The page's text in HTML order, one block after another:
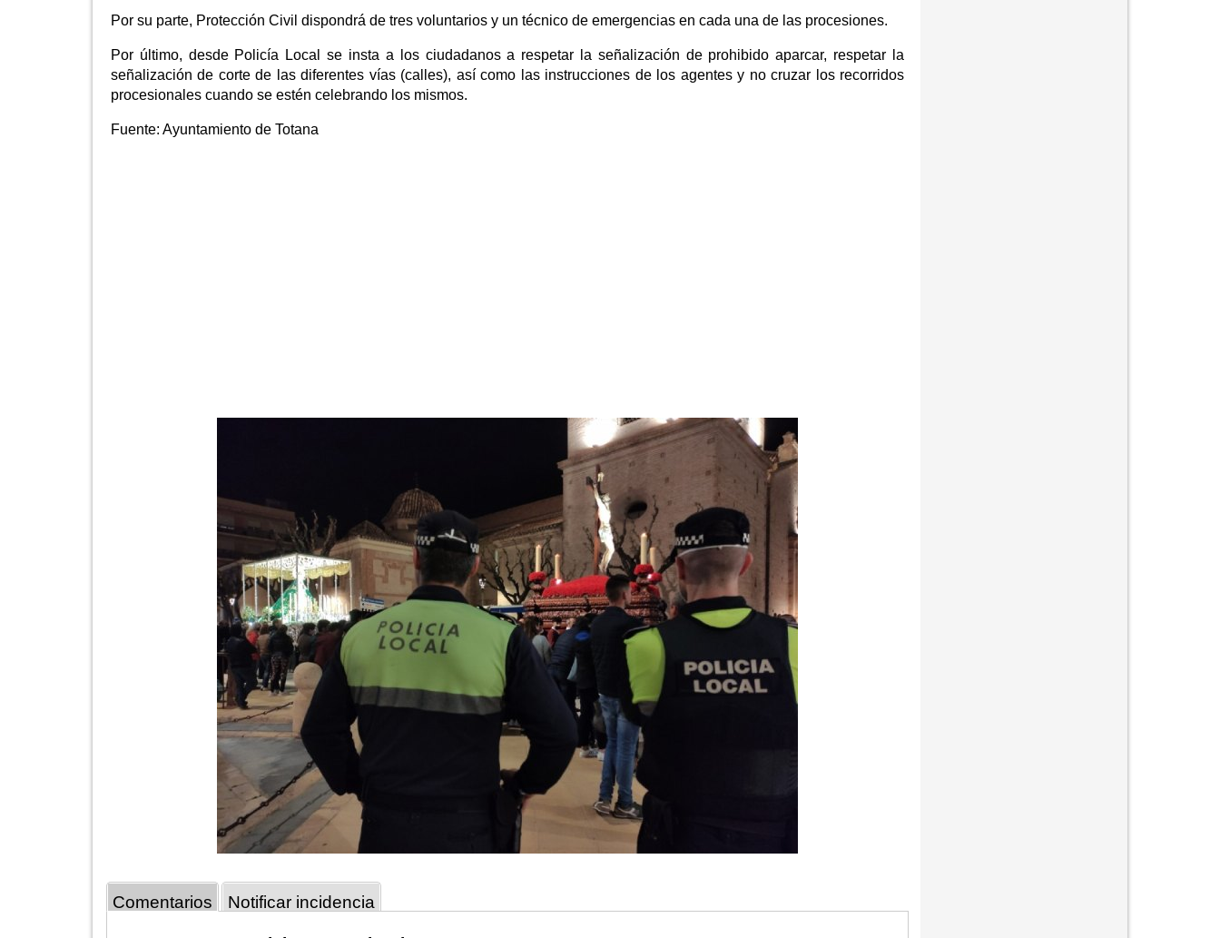
Por su parte, Protección Civil dispondrá de tres voluntarios y un técnico de emergencias en cada una de las procesiones.
Por último, desde Policía Local se insta a los ciudadanos a respetar la señalización de prohibido aparcar, respetar la
señalización de corte de las diferentes vías (calles), así como las instrucciones de los agentes y no cruzar los recorridos
procesionales cuando se estén celebrando los mismos.
Fuente: Ayuntamiento de Totana
Comentarios Notificar incidencia